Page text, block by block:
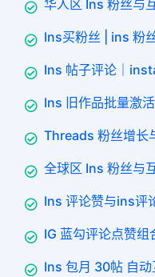
华人区 Ins 粉丝与
Ins买粉丝 | ins 粉
Ins 帖子评论｜
Ins 旧作品批量激
Threads 粉丝增长
全球区 Ins 粉丝与
Ins 评论赞与ins评
IG 蓝勾评论点赞
Ins 包月 30帖 自动